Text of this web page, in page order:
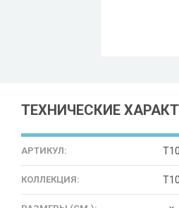
ТЕХНИЧЕСКИЕ
АРТИКУЛ:
КОЛЛЕКЦИЯ: T10